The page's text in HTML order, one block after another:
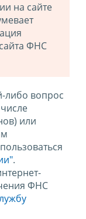
на сайте
ФНС
либо вопрос
или
.
ФНС